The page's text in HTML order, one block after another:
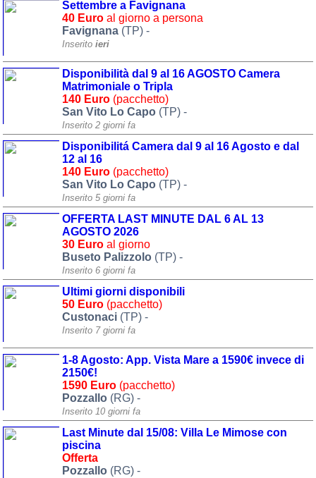
Settembre a Favignana
40 Euro al giorno a persona
Favignana (TP) -
Inserito ieri
Disponibilità dal 9 al 16 AGOSTO Camera
Matrimoniale o Tripla
140 Euro (pacchetto)
San Vito Lo Capo (TP) -
Inserito 2 giorni fa
Disponibilitá Camera dal 9 al 16 Agosto e dal
12 al 16
140 Euro (pacchetto)
San Vito Lo Capo (TP) -
Inserito 5 giorni fa
OFFERTA LAST MINUTE DAL 6 AL 13
AGOSTO 2026
30 Euro al giorno
Buseto Palizzolo (TP) -
Inserito 6 giorni fa
Ultimi giorni disponibili
50 Euro (pacchetto)
Custonaci (TP) -
Inserito 7 giorni fa
1-8 Agosto: App. Vista Mare a 1590€ invece di
2150€!
1590 Euro (pacchetto)
Pozzallo (RG) -
Inserito 10 giorni fa
Last Minute dal 15/08: Villa Le Mimose con
piscina
Offerta
Pozzallo (RG) -
Blog
Eventi e cose da vedere
➕ Segnala evento
Area riservata
Chi siamo
Blog
Eventi e cose da vedere
➕ Segnala evento
Area riservata
Chi siamo
≋ Mare
🗻 Montagna
Isole
Campagna
Sci